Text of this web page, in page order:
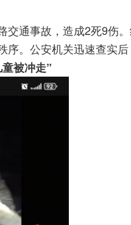
交通事故，造成2死9伤
序。公安机关迅速查实
被冲走”